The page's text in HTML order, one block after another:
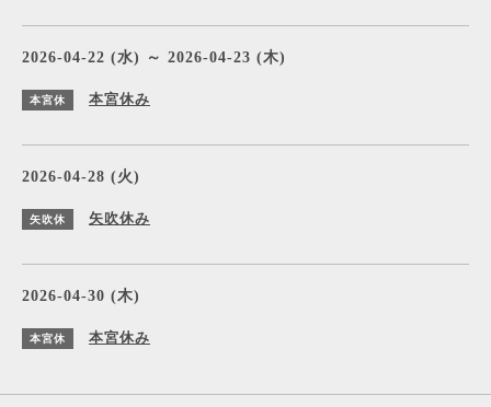
2026-04-22 (水) ～ 2026-04-23 (木)
本宮休 本宮休み
2026-04-28 (火)
矢吹休 矢吹休み
2026-04-30 (木)
本宮休 本宮休み